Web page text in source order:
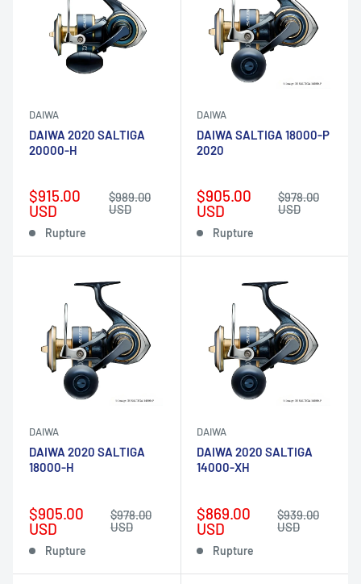
DAIWA
DAIWA 2020 SALTIGA
20000-H
Prix
réduit
$915.00
USD
Prix
normal
$989.00
USD
Rupture
DAIWA
DAIWA SALTIGA 18000-P
2020
Prix
réduit
$905.00
USD
Prix
normal
$978.00
USD
Rupture
DAIWA
DAIWA 2020 SALTIGA
18000-H
Prix
réduit
$905.00
USD
Prix
normal
$978.00
USD
Rupture
DAIWA
DAIWA 2020 SALTIGA
14000-XH
Prix
réduit
$869.00
USD
Prix
normal
$939.00
USD
Rupture